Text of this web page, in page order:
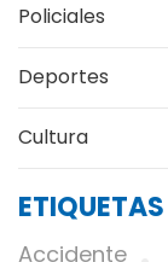
Policiales
Deportes
Cultura
ETIQUETAS
Accidente